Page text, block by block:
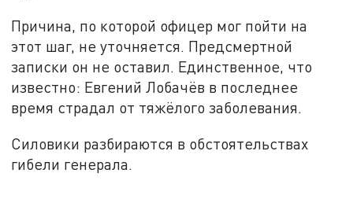
Причина, по которой офицер мог пойти на
этот шаг, не уточняется. Предсмертной
записки он не оставил. Единственное, что
известно: Евгений Лобачёв в последнее
время страдал от тяжёлого заболевания.
Силовики разбираются в обстоятельствах
гибели генерала.